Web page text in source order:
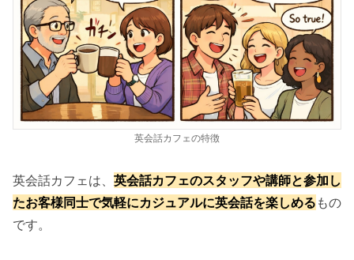
英会話カフェの特徴
英会話カフェは、 英会話カフェのスタッフや講師と参加し
たお客様同士で気軽にカジュアルに英会話を楽しめる もの
です。